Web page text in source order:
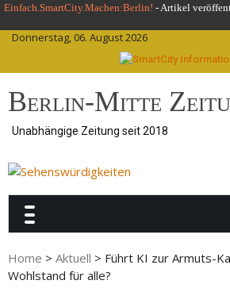
Skip
content
Einfach.SmartCity.Machen:Berlin! -Artikel
Donnerstag, 06. August 2026
Berlin-Mitte
Unabhängige Zeitung seit 2018
Home > Aktuell > Führt KI zur Armuts-
Wohlstand für alle?